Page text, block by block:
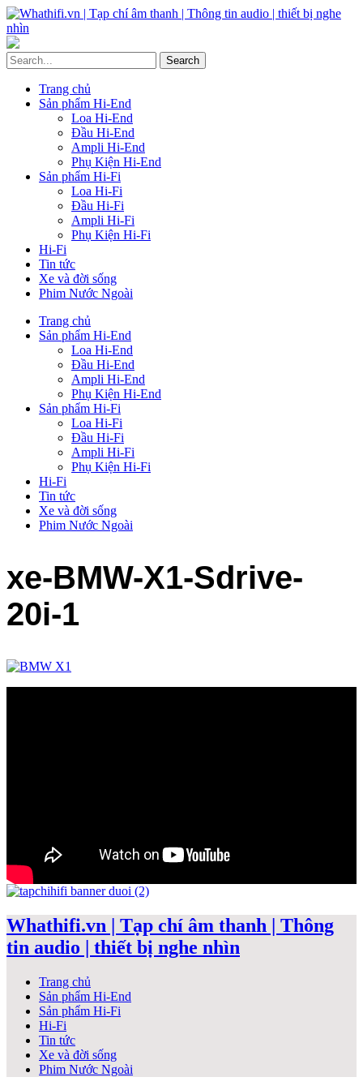
Trang chủ
Sản phẩm Hi-End
Loa Hi-End
Đầu Hi-End
Ampli Hi-End
Phụ Kiện Hi-End
Sản phẩm Hi-Fi
Loa Hi-Fi
Đầu Hi-Fi
Ampli Hi-Fi
Phụ Kiện Hi-Fi
Hi-Fi
Tin tức
Xe và đời sống
Phim Nước Ngoài
Trang chủ
Sản phẩm Hi-End
Loa Hi-End
Đầu Hi-End
Ampli Hi-End
Phụ Kiện Hi-End
Sản phẩm Hi-Fi
Loa Hi-Fi
Đầu Hi-Fi
Ampli Hi-Fi
Phụ Kiện Hi-Fi
Hi-Fi
Tin tức
Xe và đời sống
Phim Nước Ngoài
xe-BMW-X1-Sdrive-
20i-1
Whathifi.vn | Tạp chí âm thanh | Thông
tin audio | thiết bị nghe nhìn
Trang chủ
Sản phẩm Hi-End
Sản phẩm Hi-Fi
Hi-Fi
Tin tức
Xe và đời sống
Phim Nước Ngoài